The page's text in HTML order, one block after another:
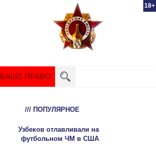
18+
ВАШЕ ПРАВО
/// ПОПУЛЯРНОЕ
Узбеков отлавливали на
футбольном ЧМ в США